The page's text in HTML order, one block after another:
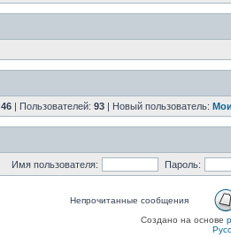
46 | Пользователей: 93 | Новый пользователь:
Имя пользователя: Пароль:
Непрочитанные сообщения
Создано на основе